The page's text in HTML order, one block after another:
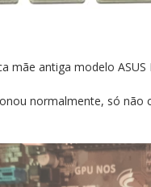
mãe antiga modelo ASUS
normalmente, só não